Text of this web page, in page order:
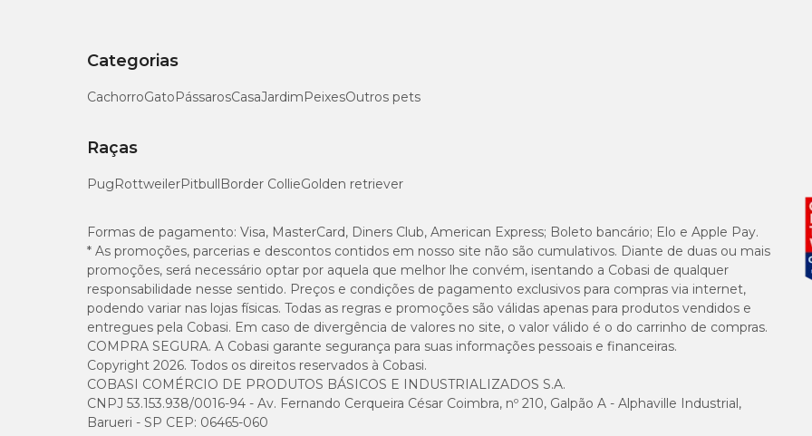
consideram as necessidades nutricionais do animal e utilizam ingredientes adequados para a dieta carnívora dos
Ao escolher umpetisco pet, alguns pontos merecem atenção:
ingredientes de qualidade e fórmulas equilibradas;
ausência de substâncias potencialmente prejudiciais;
indicação para a fase de vida do gato (filhote, adulto ou idoso).
Antes de oferecer qualquer alimento novo ao gato, é importante verificar se o produto é seguro para a espécie.
Sempre que houver dúvida, consulte um médico-veterinário para garantir que a introdução do alimento seja
dieta e à saúde do animal.
Petiscos para gatos em promoção na Cobasi
Categorias
CachorroGatoPássarosCasaJardimPeixesOutros pets
Raças
PugRottweilerPitbullBorder CollieGolden retriever
Formas de pagamento: Visa, MasterCard, Diners Club, American Express; Boleto bancário; Elo e Apple Pay.
* As promoções, parcerias e descontos contidos em nosso site não são cumulativos. Diante de duas ou mais
promoções, será necessário optar por aquela que melhor lhe convém, isentando a Cobasi de qualquer
responsabilidade nesse sentido. Preços e condições de pagamento exclusivos para compras via internet,
podendo variar nas lojas físicas. Todas as regras e promoções são válidas apenas para produtos vendidos e
entregues pela Cobasi. Em caso de divergência de valores no site, o valor válido é o do carrinho de compras.
COMPRA SEGURA. A Cobasi garante segurança para suas informações pessoais e financeiras.
Copyright 2026. Todos os direitos reservados à Cobasi.
COBASI COMÉRCIO DE PRODUTOS BÁSICOS E INDUSTRIALIZADOS S.A.
CNPJ 53.153.938/0016-94 - Av. Fernando Cerqueira César Coimbra, nº 210, Galpão A - Alphaville Industrial,
Barueri - SP CEP: 06465-060